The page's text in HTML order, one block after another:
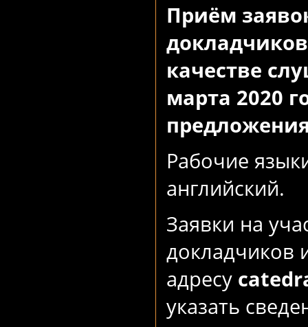
Приём
качестве
марта 2020
Рабочие
английский.
Заявки на
докладчиков
адресу
указать